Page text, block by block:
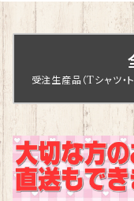
受注生産品（Tシャツ・